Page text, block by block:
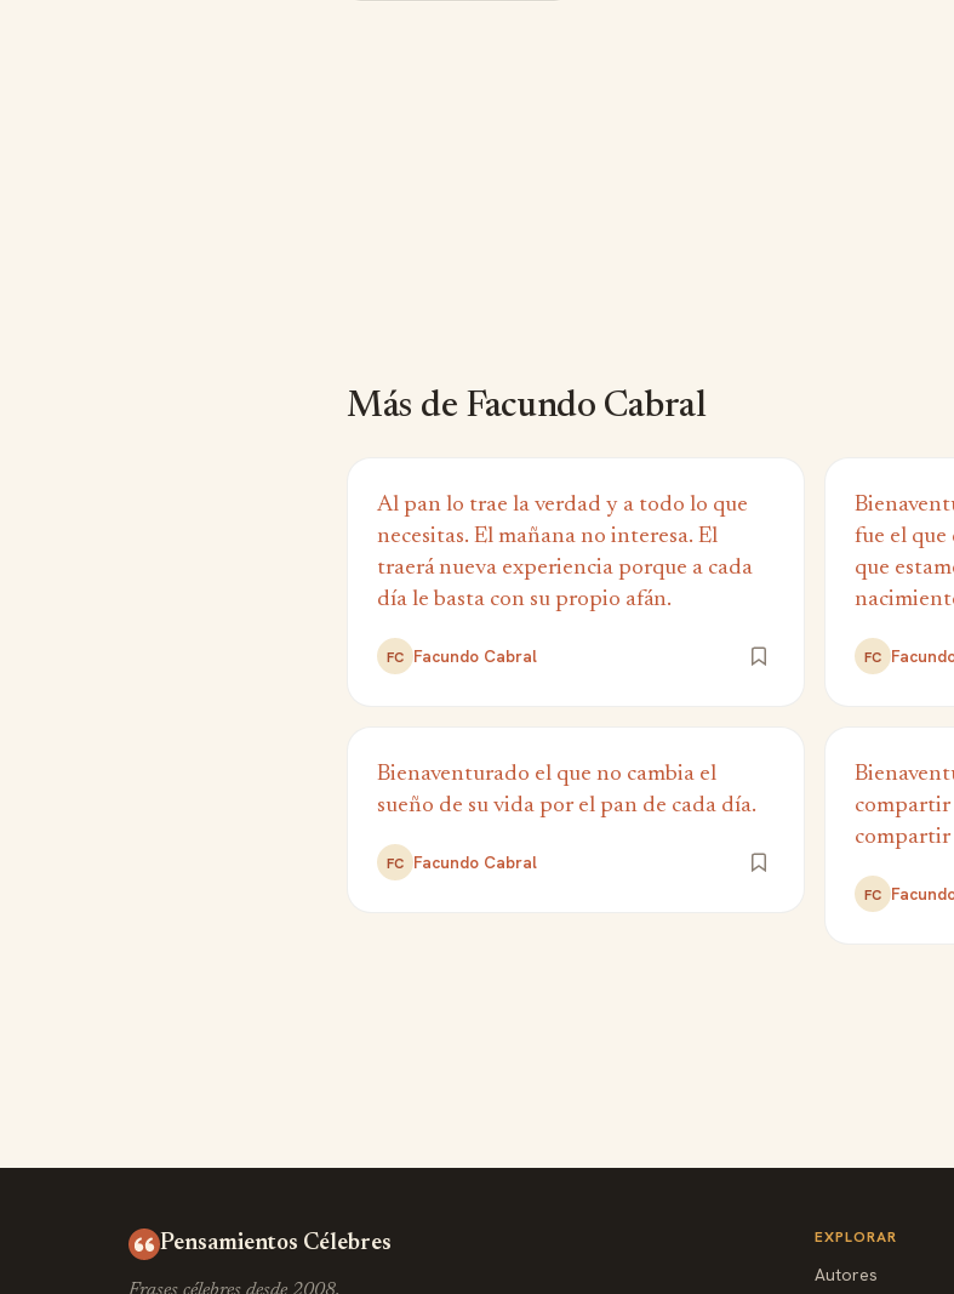
Más de Facundo Cabral
Al pan lo trae la verdad y a todo lo que
necesitas. El mañana no interesa. El
traerá nueva experiencia porque a cada
día le basta con su propio afán.
FC Facundo Cabral
fue el que
que
FC
Bienaventurado el que no cambia el
sueño de su vida por el pan de cada día.
FC Facundo Cabral
compartir
FC
Pensamientos Célebres EXPLORAR
Autores